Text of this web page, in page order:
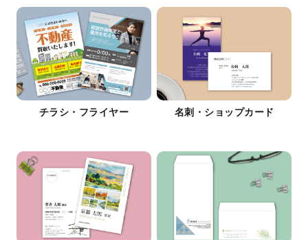
チラシ・フライヤー 名刺・ショップカード